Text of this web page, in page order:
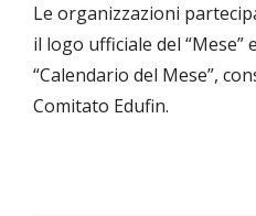
Le organizzazioni
il logo ufficiale del “Mese”
“Calendario del Mese”,
Comitato Edufin.